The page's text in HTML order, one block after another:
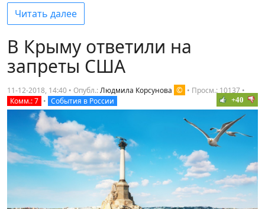
Читать далее
В Крыму ответили на
запреты США
11-12-2018, 14:40 • Опубл.:Людмила Корсунова © • Просм.: 10137 •
Комм.: 7 • События в России +40